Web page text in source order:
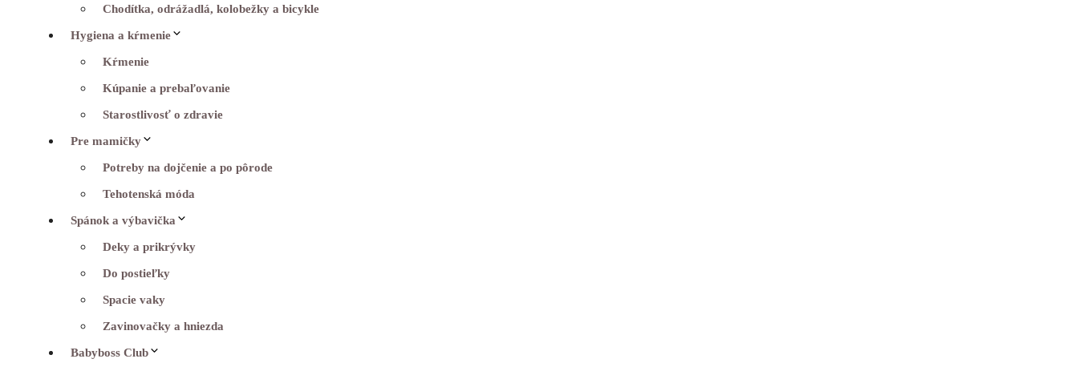
Chodítka, odrážadlá, kolobežky a bicykle
Hygiena a kŕmenie
Kŕmenie
Kúpanie a prebaľovanie
Starostlivosť o zdravie
Pre mamičky
Potreby na dojčenie a po pôrode
Tehotenská móda
Spánok a výbavička
Deky a prikrývky
Do postieľky
Spacie vaky
Zavinovačky a hniezda
Babyboss Club